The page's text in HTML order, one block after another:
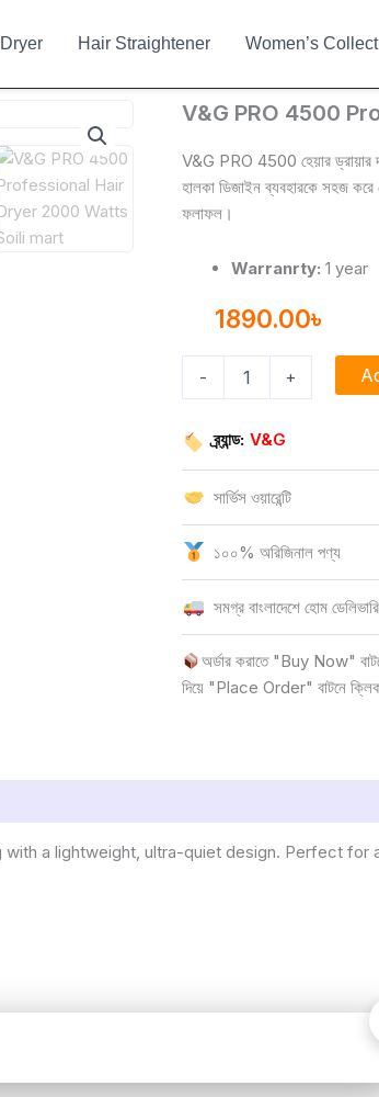
Hair Straightener Women’s
V&G PRO 4500
V&G PRO 4500 হেয়ার ড্রায়ার
হালকা ডিজাইন ব্যবহারকে সহজ করে
ফলাফল।
Warranrty: 1 year
1890.00৳
-
V&G
4500
Hair
Dryer
Watts
+
ব্র্যান্ড: V&G
সার্ভিস ওয়ারেন্টি
১০০% অরিজিনাল পণ্য
সমগ্র বাংলাদেশে হোম ডেলিভারি
অর্ডার করাতে "Buy Now"
দিয়ে "Place Order" বাটনে
a lightweight, ultra-quiet design. Perfect for